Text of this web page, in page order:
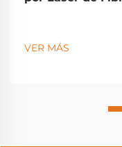
VER MÁS